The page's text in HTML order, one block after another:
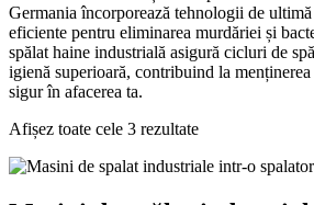
Germania încorporează tehnologii de
eficiente pentru eliminarea murdăriei și
spălat haine industrială asigură cicluri de
igienă superioară, contribuind la
sigur în afacerea ta.
Afișez toate cele 3 rezultate